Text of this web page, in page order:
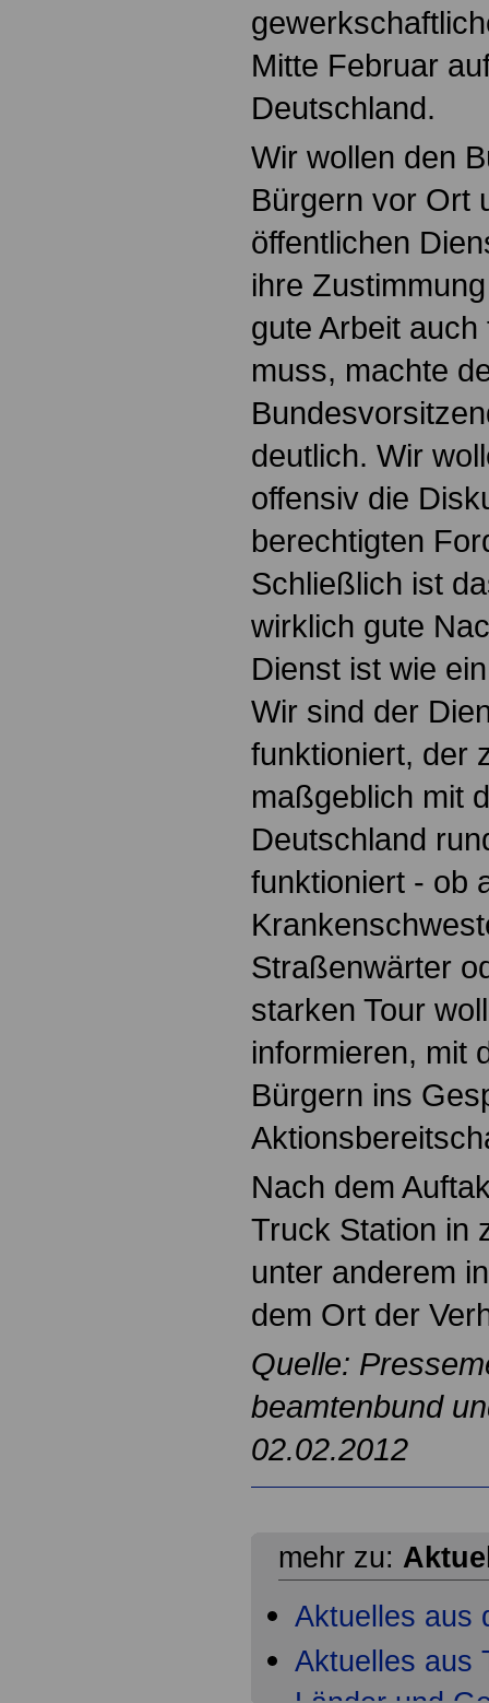
Mitte Februar
Deutschland.
Wir wollen den
Bürgern vor Ort
öffentlichen
ihre
gute Arbeit
muss, machte
deutlich. Wir
offensiv die
berechtigten
Schließlich ist
wirklich gute
Dienst ist wie
Wir sind der
funktioniert, der
maßgeblich mit
Deutschland
funktioniert - ob
Straßenwärter
starken Tour
informieren, mit
Bürgern ins
Nach dem
Truck Station in
unter anderem
dem Ort der
Quelle:
beamtenbund
02.02.2012
mehr zu:
Aktuelles aus
Aktuelles aus